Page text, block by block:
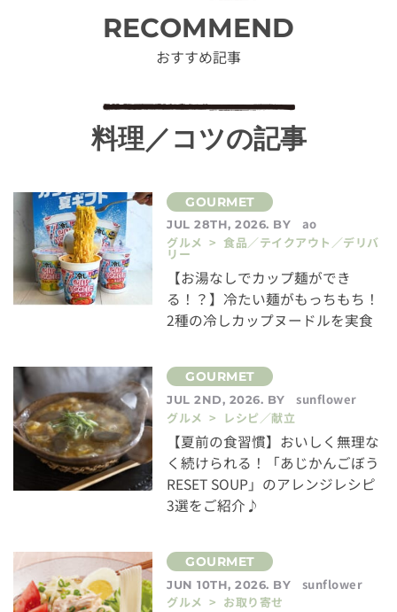
RECOMMEND
おすすめ記事
料理／コツの記事
JUL 28TH, 2026. BY
ao
グルメ > 食品／テイクアウト／デリバ
リー
【お湯なしでカップ麺ができ
る！？】冷たい麺がもっちもち！
2種の冷しカップヌードルを実食
JUL 2ND, 2026. BY
sunflower
グルメ > レシピ／献立
【夏前の食習慣】おいしく無理な
く続けられる！「あじかんごぼう
RESET SOUP」のアレンジレシピ
3選をご紹介♪
JUN 10TH, 2026. BY
sunflower
グルメ > お取り寄せ